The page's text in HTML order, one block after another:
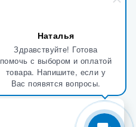
Наталья
Здравствуйте! Готова
помочь с выбором и оплатой
товара. Напишите, если у
Вас появятся вопросы.